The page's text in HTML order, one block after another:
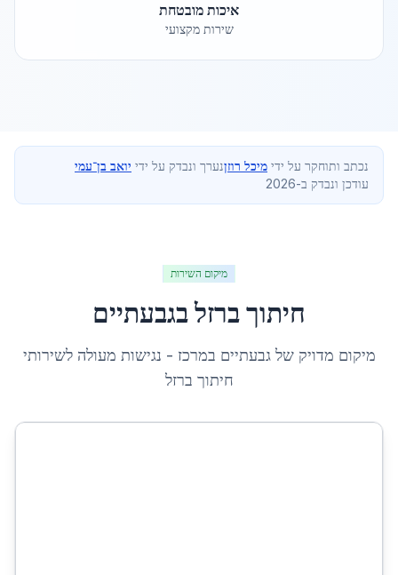
איכות מובטחת
שירות מקצועי
נכתב ותוחקר על ידי מיכל רוזןנערך ונבדק על ידי יואב בן־עמי
עודכן ונבדק ב-2026
מיקום השירות
חיתוך ברזלבגבעתיים
מיקום מדויק שלגבעתיים במרכז - נגישות מעולה לשירותי
חיתוך ברזל